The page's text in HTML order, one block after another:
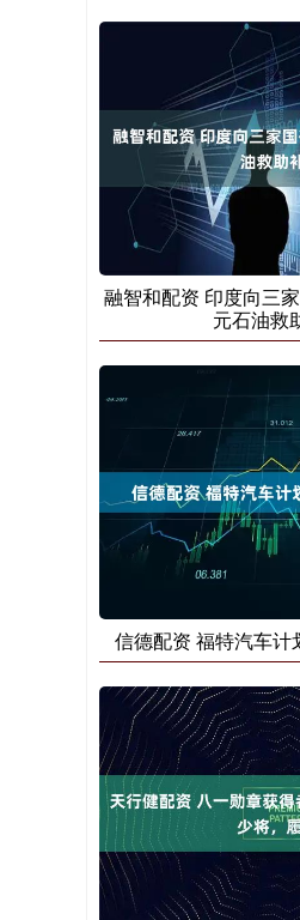
融智和配资 印度向三
元石油救
信德配资 福特汽车计